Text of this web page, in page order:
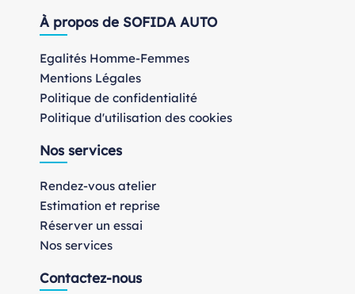
À propos de SOFIDA AUTO
Egalités Homme-Femmes
Mentions Légales
Politique de confidentialité
Politique d'utilisation des cookies
Nos services
Rendez-vous atelier
Estimation et reprise
Réserver un essai
Nos services
Contactez-nous